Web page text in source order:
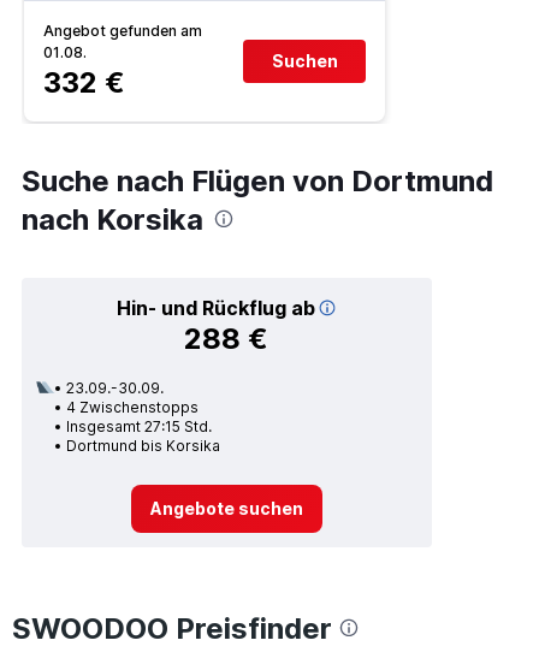
Angebot gefunden am
01.08.
332 €
Suchen
Suche nach Flügen von Dortmund
nach Korsika
Hin- und Rückflug ab
288 €
23.09.-30.09.
4 Zwischenstopps
Insgesamt 27:15 Std.
Dortmund bis Korsika
Angebote suchen
SWOODOO Preisfinder